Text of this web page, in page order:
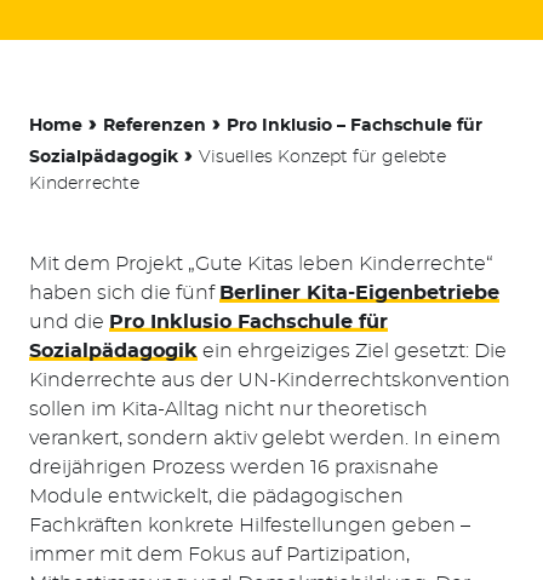
Home › Referenzen › Pro Inklusio – Fachschule für
Sozialpädagogik › Visuelles Konzept für gelebte
Kinderrechte
Mit dem Projekt „Gute Kitas leben Kinderrechte“
haben sich die fünf Berliner Kita-Eigenbetriebe
und die Pro Inklusio Fachschule für
Sozialpädagogik ein ehrgeiziges Ziel gesetzt: Die
Kinderrechte aus der UN-Kinderrechtskonvention
sollen im Kita-Alltag nicht nur theoretisch
verankert, sondern aktiv gelebt werden. In einem
dreijährigen Prozess werden 16 praxisnahe
Module entwickelt, die pädagogischen
Fachkräften konkrete Hilfestellungen geben –
immer mit dem Fokus auf Partizipation,